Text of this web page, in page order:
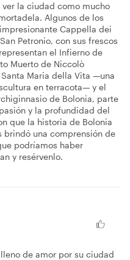
ver la ciudad como mucho
Algunos de los
Cappella dei
Petronio, con sus frescos
el Infierno de
Muerto de Niccolò
Maria della Vita —una
en terracota— y el
de Bolonia, parte
y la profundidad del
que la historia de Bolonia
brindó una comprensión de
podríamos haber
y resérvenlo.
de amor por su ciudad